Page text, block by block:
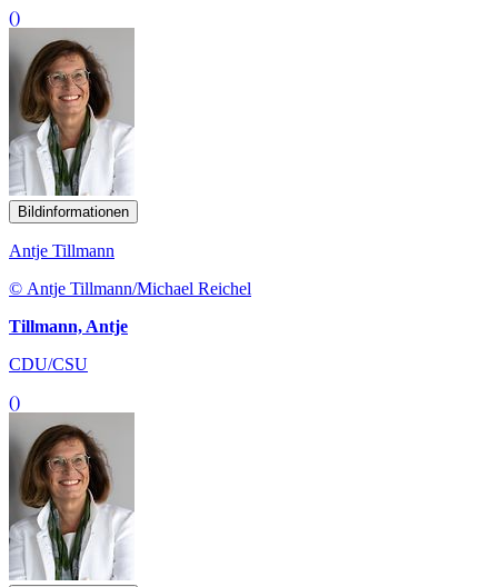
()
Bildinformationen
Antje Tillmann
© Antje Tillmann/Michael Reichel
Tillmann, Antje
CDU/CSU
()